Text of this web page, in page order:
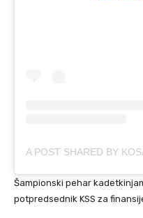
Šampionski pehar
potpredsednik KSS za